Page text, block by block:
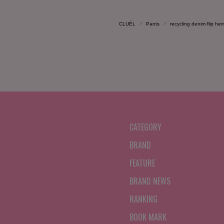
CLUÉL Pants recycling denim flip
CATEGORY
BRAND
FEATURE
BRAND NEWS
RANKING
BOOK MARK